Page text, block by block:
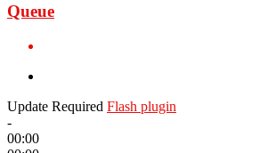
Queue
Update Required Flash plugin
-
00:00